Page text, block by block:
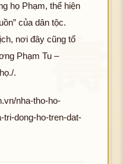
họ Phạm, thể hiện
của dân tộc.
nơi đây cũng tổ
Phạm Tu –
.
nha-tho-ho-
tri-dong-ho-tren-dat-